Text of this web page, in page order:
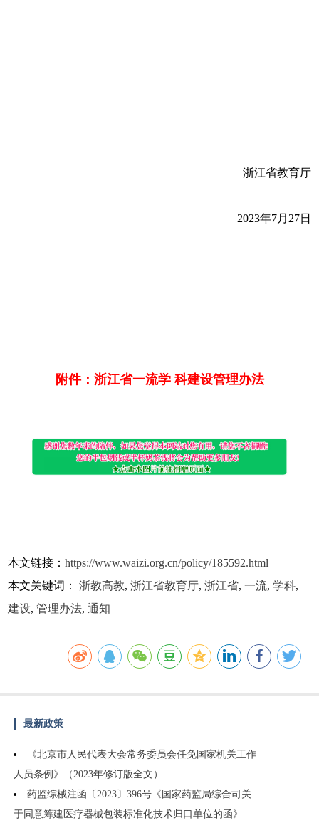
浙江省教育厅
2023年7月27日
附件：浙江省一流学 科建设管理办法
本文链接：https://www.waizi.org.cn/policy/185592.html
本文关键词：浙教高教,浙江省教育厅,浙江省,一流,学科,
建设,管理办法,通知
最新政策
《北京市人民代表大会常务委员会任免国家机关工作
人员条例》（2023年修订版全文）
药监综械注函〔2023〕396号《国家药监局综合司关
于同意筹建医疗器械包装标准化技术归口单位的函》